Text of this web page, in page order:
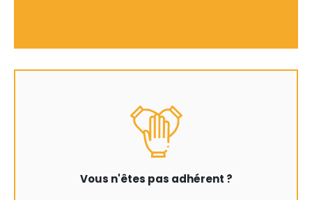
Vous n'êtes pas adhérent ?